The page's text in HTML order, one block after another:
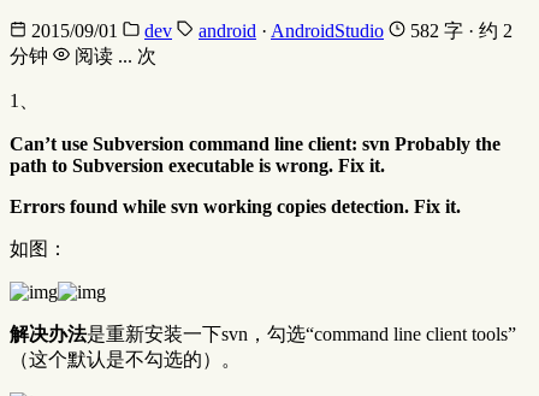
2015/09/01 dev android · AndroidStudio
582 字 · 约 2
分钟
阅读 ... 次
1、
Can’t use Subversion command line client: svn Probably the
path to Subversion executable is wrong. Fix it.
Errors found while svn working copies detection. Fix it.
如图：
解决办法是重新安装一下svn，勾选“command line client tools”
（这个默认是不勾选的）。